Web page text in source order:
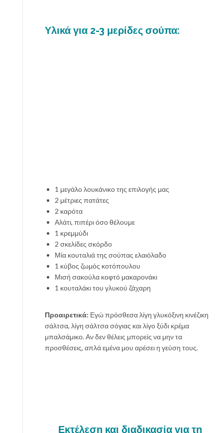
Υλικά για 2-3 μερίδες σούπα:
1 μεγάλο λουκάνικο της επιλογής μας
2 μέτριες πατάτες
2 καρότα
Αλάτι, πιπέρι όσο θέλουμε
1 κρεμμύδι
2 σκελίδες σκόρδο
Μία κουταλιά της σούπας ελαιόλαδο
1 κύβος ζωμός κοτόπουλου
Μισή σακούλα κοφτό μακαρονάκι
1 κουταλάκι του γλυκού ζάχαρη
Προαιρετικά: Εγώ πρόσθεσα λίγη γλυκόξινη κινέζικη
σάλτσα, λίγη σάλτσα σόγιας και λίγο ξύδι κρέμα
μπαλσάμικο. Αν δεν θέλεις μπορείς να μην τα
προσθέσεις, απλά εμένα μου αρέσει η γεύση τους.
Εκτέλεση και διαδικασία για τη